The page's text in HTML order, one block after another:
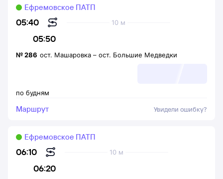
05:40
05:50
10 м
Ефремовское ПАТП
по будням
№286 ост. Машаровка – ост. Большие Медведки
Маршрут Увидели ошибку?
06:10
06:20
10 м
Ефремовское ПАТП